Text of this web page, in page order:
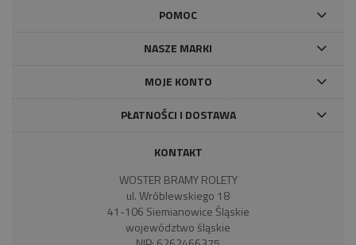
POMOC
NASZE MARKI
MOJE KONTO
PŁATNOŚCI I DOSTAWA
KONTAKT
WOSTER BRAMY ROLETY
ul. Wróblewskiego 18
41-106 Siemianowice Śląskie
województwo śląskie